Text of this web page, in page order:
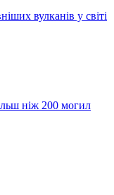
вулканів у світі
ніж 200 могил